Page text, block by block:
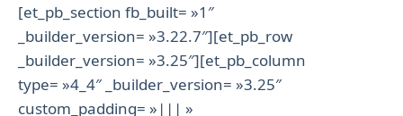
[et_pb_section fb_built= »1″
_builder_version= »3.22.7″][et_pb_row
_builder_version= »3.25″][et_pb_column
type= »4_4″ _builder_version= »3.25″
custom_padding= »||| »